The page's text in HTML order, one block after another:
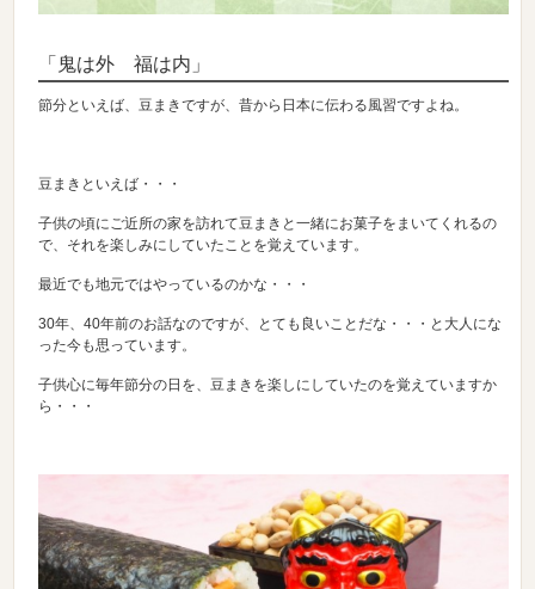
「鬼は外 福は内」
節分といえば、豆まきですが、昔から日本に伝わる風習ですよね。
豆まきといえば・・・
子供の頃にご近所の家を訪れて豆まきと一緒にお菓子をまいてくれるの
で、それを楽しみにしていたことを覚えています。
最近でも地元ではやっているのかな・・・
30年、40年前のお話なのですが、とても良いことだな・・・と大人にな
った今も思っています。
子供心に毎年節分の日を、豆まきを楽しにしていたのを覚えていますか
ら・・・